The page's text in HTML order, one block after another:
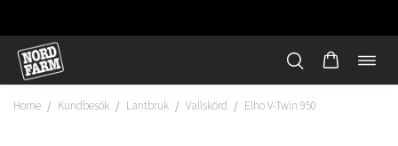
Hoppa
innehåll
Home / Kundbesök / Lantbruk / Vallskörd / Elho V-Twin 950